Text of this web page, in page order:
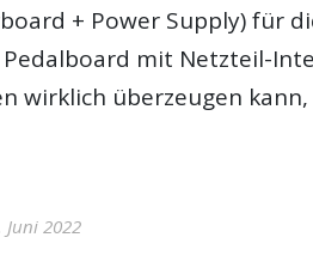
+ Power Supply) für
Pedalboard mit Netzteil-
wirklich überzeugen
2022